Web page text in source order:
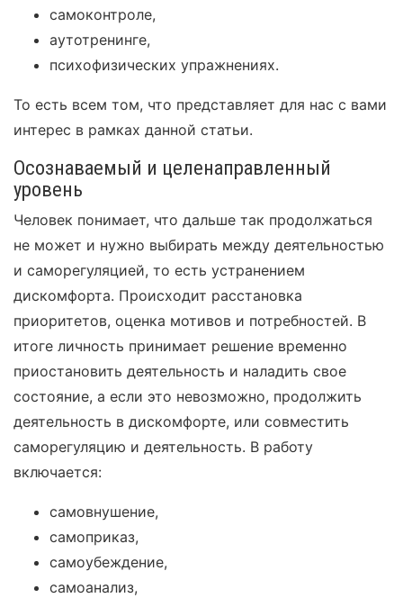
самоконтроле,
аутотренинге,
психофизических упражнениях.
То есть всем том, что представляет для нас с вами
интерес в рамках данной статьи.
Осознаваемый и целенаправленный
уровень
Человек понимает, что дальше так продолжаться
не может и нужно выбирать между деятельностью
и саморегуляцией, то есть устранением
дискомфорта. Происходит расстановка
приоритетов, оценка мотивов и потребностей. В
итоге личность принимает решение временно
приостановить деятельность и наладить свое
состояние, а если это невозможно, продолжить
деятельность в дискомфорте, или совместить
саморегуляцию и деятельность. В работу
включается:
самовнушение,
самоприказ,
самоубеждение,
самоанализ,